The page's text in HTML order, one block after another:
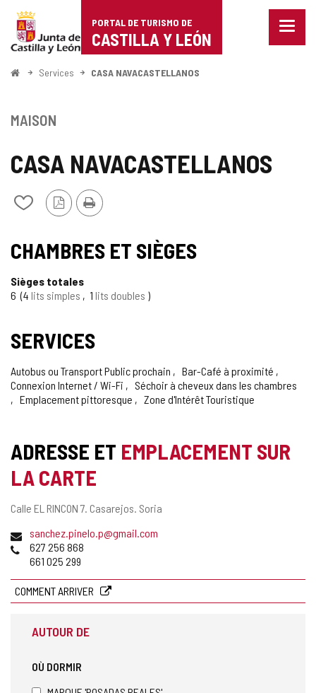
Portal
de
Turismo
Castilla
León
PORTAL DE TURISMO DE
CASTILLA Y LEÓN
Menu
<
Services CASA NAVACASTELLANOS
CASA NAVACASTELLANOS
Ajouter/retirer
de
cahiers
Version
PDF
Imprimer
MAISON
CHAMBRES ET SIÈGES
Sièges totales
6 4 lits simples 1 lits doubles
SERVICES
Autobus ou Transport Public prochain
Bar-Café à proximité
Connexion Internet / Wi-Fi
Séchoir à cheveux dans les chambres
Emplacement pittoresque
Zone d'Intérêt Touristique
ADRESSE ET EMPLACEMENT SUR
LA CARTE
Adresse
Calle EL RINCON 7. Casarejos. Soria
Adresse
de
courrier
sanchez.pinelo.p@gmail.com
Téléphones
627 256 868
661 025 299
COMMENT ARRIVER
AUTOUR DE
OÙ DORMIR